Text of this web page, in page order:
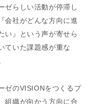
ゼらしい活動が停滞し
会社がどんな方向に進
い』という声が寄せら
ていた課題感が重な
ゼのVISIONをつくるプ
組織が向かう方向に合